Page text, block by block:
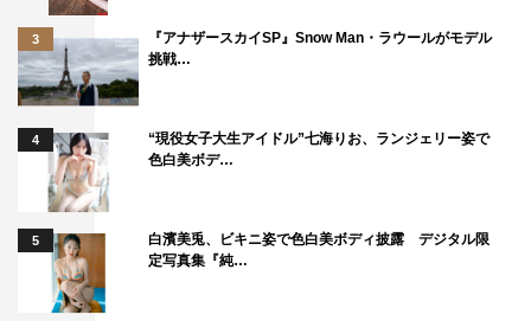
3
『アナザースカイSP』Snow Man・ラウールがモデル
挑戦…
4
“現役女子大生アイドル”七海りお、ランジェリー姿で
色白美ボデ…
5
白濱美兎、ビキニ姿で色白美ボディ披露 デジタル限
定写真集『純…